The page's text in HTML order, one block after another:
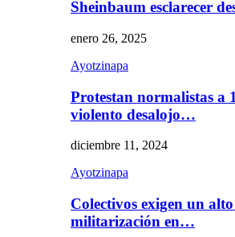
Sheinbaum esclarecer
enero 26, 2025
Ayotzinapa
Protestan normalistas a
violento desalojo…
diciembre 11, 2024
Ayotzinapa
Colectivos exigen un
militarización en…